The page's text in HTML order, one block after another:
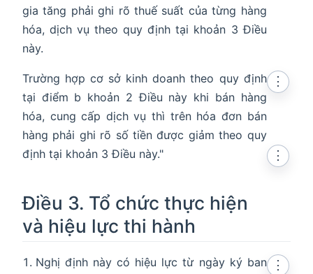
gia tăng phải ghi rõ thuế suất của từng hàng
hóa, dịch vụ theo quy định tại khoản 3 Điều
này.
Trường hợp cơ sở kinh doanh theo quy định
tại điểm b khoản 2 Điều này khi bán hàng
hóa, cung cấp dịch vụ thì trên hóa đơn bán
hàng phải ghi rõ số tiền được giảm theo quy
định tại khoản 3 Điều này."
⋮
Điều 3. Tổ chức thực hiện
và hiệu lực thi hành
⋮
Nghị định này có hiệu lực từ ngày ký ban
⋮